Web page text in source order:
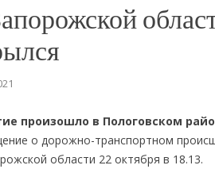
произошло в Пологовском
о дорожно-транспортном
области 22 октября в 18.13.